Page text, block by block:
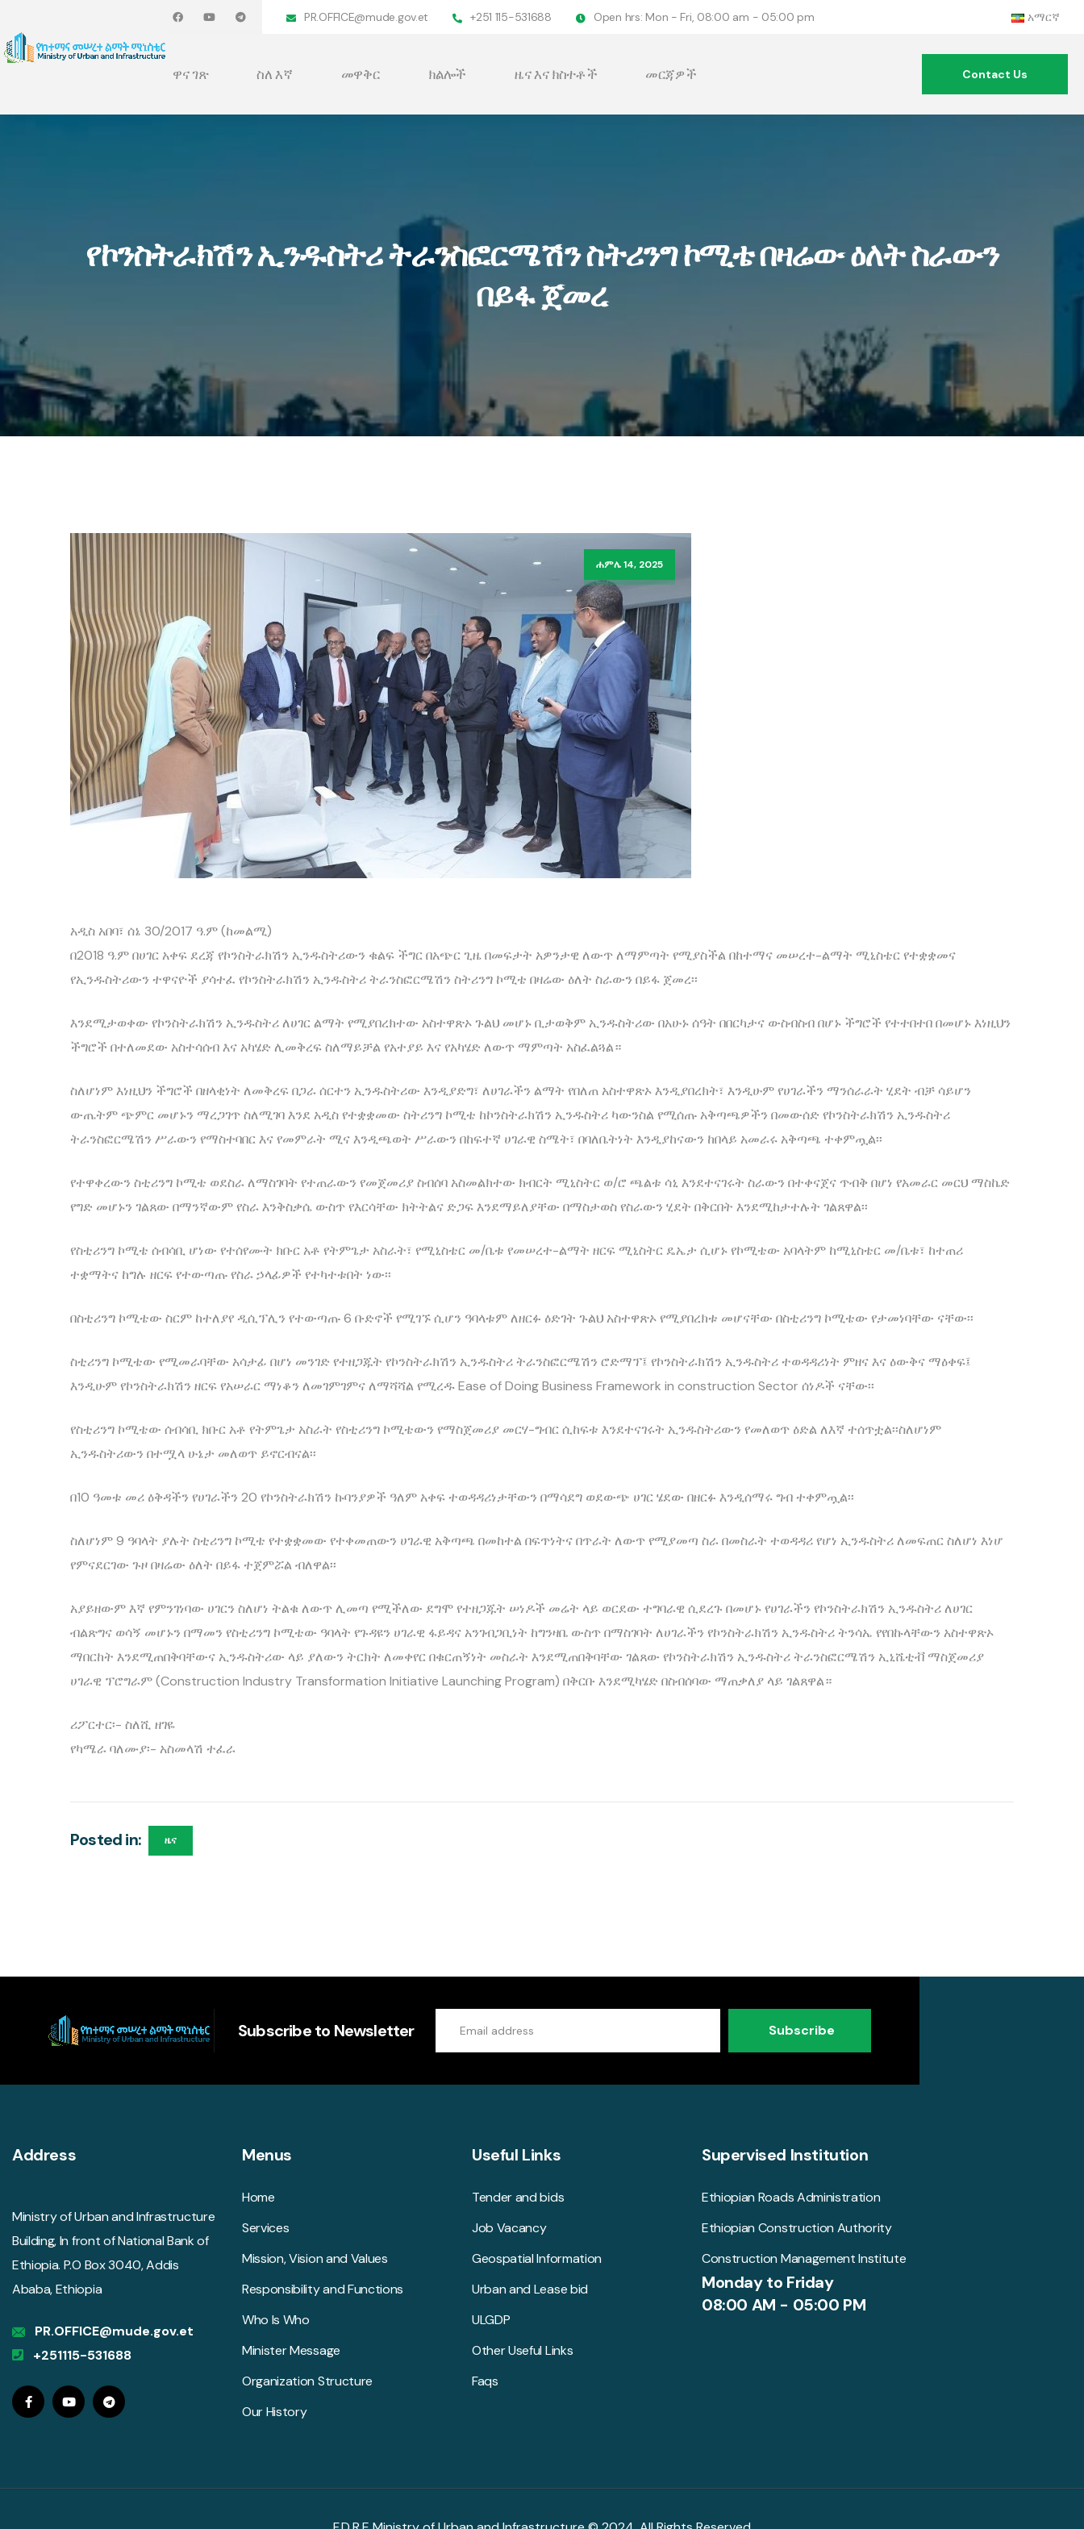
PR.OFFICE@mude.gov.et +251 115-531688 Open hrs: Mon - Fri, 08:00 am - 05:00 pm አማርኛ
ዋና ገጽ ስለ እኛ መዋቅር ክልሎች ዜና እና ክስተቶች መርጃዎች Contact Us
የኮንስትራክሽን ኢንዱስትሪ ትራንስፎርሜሽን ስትሪንግ ኮሚቴ በዛሬው ዕለት ስራውን
በይፋ ጀመረ
ሐምሌ 14, 2025
አዲስ አበባ፣ ሰኔ 30/2017 ዓ.ም (ከመልሚ)
በ2018 ዓ.ም በሀገር አቀፍ ደረጃ የኮንስትራክሽን ኢንዱስትሪውን ቁልፍ ችግር በአጭር ጊዜ በመፍታት አዎንታዊ ለውጥ ለማምጣት የሚያስችል በከተማና መሠረተ-ልማት ሚኒስቴር የተቋቋመና
የኢንዱስትሪውን ተዋናዮች ያሳተፈ የኮንስትራክሽን ኢንዱስትሪ ትራንስፎርሜሽን ስትሪንግ ኮሚቴ በዛሬው ዕለት ስራውን በይፋ ጀመረ፡፡
እንደሚታወቀው የኮንስትራክሽን ኢንዱስትሪ ለሀገር ልማት የሚያበረክተው አስተዋጽኦ ጉልህ መሆኑ ቢታወቅም ኢንዱስትሪው በአሁኑ ሰዓት በበርካታና ውስብስብ በሆኑ ችግሮች የተተበተበ በመሆኑ እነዚህን
ችግሮች በተለመደው አስተሳሰብ እና አካሄድ ሊመቅረፍ ስለማይቻል የአተያይ እና የአካሄድ ለውጥ ማምጣት አስፈልጓል።
ስለሆነም እነዚህን ችግሮች በዘላቂነት ለመቅረፍ በጋራ ሰርተን ኢንዱስትሪው እንዲያድግ፣ ለሀገራችን ልማት የበለጠ አስተዋጽኦ እንዲያበረክት፣ እንዲሁም የሀገራችን ማንሰራራት ሂደት ብቻ ሳይሆን
ውጤትም ጭምር መሆኑን ማረጋገጥ ስለሚገባ እንደ አዲስ የተቋቋመው ስትሪንግ ኮሚቴ ከኮንስትራክሽን ኢንዱስትሪ ካውንስል የሚሰጡ አቅጣጫዎችን በመውሰድ የኮንስትራክሽን ኢንዱስትሪ
ትራንስፎርሜሽን ሥራውን የማስተባበር እና የመምራት ሚና እንዲጫወት ሥራውን በከፍተኛ ሀገራዊ ስሜት፣ በባለቤትነት እንዲያከናውን ከበላይ አመራሩ አቅጣጫ ተቀምጧል፡፡
የተዋቀረውን ስቲሪንግ ኮሚቴ ወደስራ ለማስገባት የተጠራውን የመጀመሪያ ስብሰባ አስመልክተው ክብርት ሚኒስትር ወ/ሮ ጫልቱ ሳኒ እንደተናገሩት ስራውን በተቀናጀና ጥብቅ በሆነ የአመራር መርህ ማስኬድ
የግድ መሆኑን ገልጸው በማንኛውም የስራ እንቅስቃሴ ውስጥ የእርሳቸው ክትትልና ድጋፍ እንደማይለያቸው በማስታወስ የስራውን ሂደት በቅርበት እንደሚከታተሉት ገልጸዋል፡፡
የስቲሪንግ ኮሚቴ ሰብሳቢ ሆነው የተሰየሙት ክቡር አቶ የትምጌታ አስራት፣ የሚኒስቴር መ/ቤቱ የመሠረተ-ልማት ዘርፍ ሚኒስትር ዴኤታ ሲሆኑ የኮሚቴው አባላትም ከሚኒስቴር መ/ቤቱ፣ ከተጠሪ
ተቋማትና ከግሉ ዘርፍ የተውጣጡ የስራ ኃላፊዎች የተካተቱበት ነው፡፡
በስቲሪንግ ኮሚቴው ስርም ከተለያየ ዲሲፕሊን የተውጣጡ 6 ቡድኖች የሚገኙ ሲሆን ዓባላቱም ለዘርፉ ዕድገት ጉልህ አስተዋጽኦ የሚያበረክቱ መሆናቸው በስቲሪንግ ኮሚቴው የታመነባቸው ናቸው፡፡
ስቲሪንግ ኮሚቴው የሚመራባቸው አሳታፊ በሆነ መንገድ የተዘጋጁት የኮንስትራክሽን ኢንዱስትሪ ትራንስፎርሜሽን ሮድማፕ፤ የኮንስትራክሽን ኢንዱስትሪ ተወዳዳሪነት ምዘና እና ዕውቅና ማዕቀፍ፤
እንዲሁም የኮንስትራክሽን ዘርፍ የአሠራር ማነቆን ለመገምገምና ለማሻሻል የሚረዱ Ease of Doing Business Framework in construction Sector ሰነዶች ናቸው፡፡
የስቲሪንግ ኮሚቴው ሰብሳቢ ክቡር አቶ የትምጌታ አስራት የስቲሪንግ ኮሚቴውን የማስጀመሪያ መርሃ-ግብር ሲከፍቱ እንደተናገሩት ኢንዱስትሪውን የመለወጥ ዕድል ለእኛ ተሰጥቷል፡፡ስለሆነም
ኢንዱስትሪውን በተሟላ ሁኔታ መለወጥ ይኖርብናል፡፡
በ10 ዓመቱ መሪ ዕቅዳችን የሀገራችን 20 የኮንስትራክሽን ኩባንያዎች ዓለም አቀፍ ተወዳዳሪነታቸውን በማሳደግ ወደውጭ ሀገር ሄደው በዘርፉ እንዲሰማሩ ግብ ተቀምጧል፡፡
ስለሆነም 9 ዓባላት ያሉት ስቲሪንግ ኮሚቴ የተቋቋመው የተቀመጠውን ሀገራዊ አቅጣጫ በመከተል በፍጥነትና በጥራት ለውጥ የሚያመጣ ስራ በመስራት ተወዳዳሪ የሆነ ኢንዱስትሪ ለመፍጠር ስለሆነ እነሆ
የምናደርገው ጉዞ በዛሬው ዕለት በይፋ ተጀምሯል ብለዋል፡፡
አያይዘውም እኛ የምንገነባው ሀገርን ስለሆነ ትልቁ ለውጥ ሊመጣ የሚችለው ደግሞ የተዘጋጁት ሠነዶች መሬት ላይ ወርደው ተግባራዊ ሲደረጉ በመሆኑ የሀገራችን የኮንስትራክሽን ኢንዱስትሪ ለሀገር
ብልጽግና ወሳኝ መሆኑን በማመን የስቲሪንግ ኮሚቴው ዓባላት የጉዳዩን ሀገራዊ ፋይዳና አንገብጋቢነት ከግንዛቤ ውስጥ በማስገባት ለሀገራችን የኮንስትራክሽን ኢንዱስትሪ ትንሳኤ የየበኩላቸውን አስተዋጽኦ
ማበርከት እንደሚጠበቅባቸውና ኢንዱስትሪው ላይ ያለውን ትርክት ለመቀየር በቁርጠኝነት መስራት እንደሚጠበቅባቸው ገልጸው የኮንስትራክሽን ኢንዱስትሪ ትራንስፎርሜሽን ኢኒሼቲቭ ማስጀመሪያ
ሀገራዊ ፕሮግራም (Construction Industry Transformation Initiative Launching Program) በቅርቡ እንደሚካሄድ በስብሰባው ማጠቃለያ ላይ ገልጸዋል።
ሪፖርተር፡- ስለሺ ዘገዬ
የካሜራ ባለሙያ፡- አስመላሽ ተፈራ
Posted in: ዜና
Subscribe to Newsletter Subscribe
Address
Ministry of Urban and Infrastructure
Building, In front of National Bank of
Ethiopia. P.O Box 3040, Addis
Ababa, Ethiopia
PR.OFFICE@mude.gov.et
+251115-531688
Menus
Home
Services
Mission, Vision and Values
Responsibility and Functions
Who Is Who
Minister Message
Organization Structure
Our History
Useful Links
Tender and bids
Job Vacancy
Geospatial Information
Urban and Lease bid
ULGDP
Other Useful Links
Faqs
Supervised Institution
Ethiopian Roads Administration
Ethiopian Construction Authority
Construction Management Institute
Monday to Friday
08:00 AM - 05:00 PM